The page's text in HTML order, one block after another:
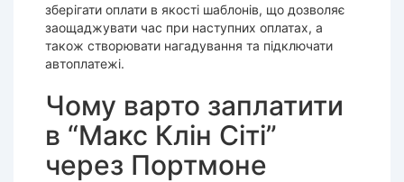
зберігати оплати в якості шаблонів, що дозволяє
заощаджувати час при наступних оплатах, а
також створювати нагадування та підключати
автоплатежі.
Чому варто заплатити
в “Макс Клін Сіті”
через Портмоне